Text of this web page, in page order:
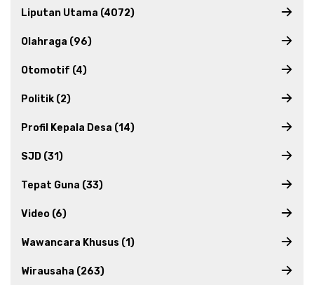
Liputan Utama (4072)
Olahraga (96)
Otomotif (4)
Politik (2)
Profil Kepala Desa (14)
SJD (31)
Tepat Guna (33)
Video (6)
Wawancara Khusus (1)
Wirausaha (263)